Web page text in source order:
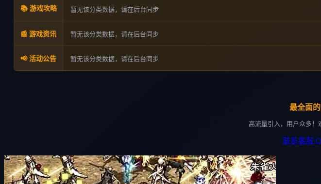
📚 游戏攻略 暂无该分类数据，请在后台同步
📰 游戏资讯 暂无该分类数据，请在后台同步
📢 活动公告 暂无该分类数据，请在后台同步
最全面
高流量引入，用户众多！
联系客服